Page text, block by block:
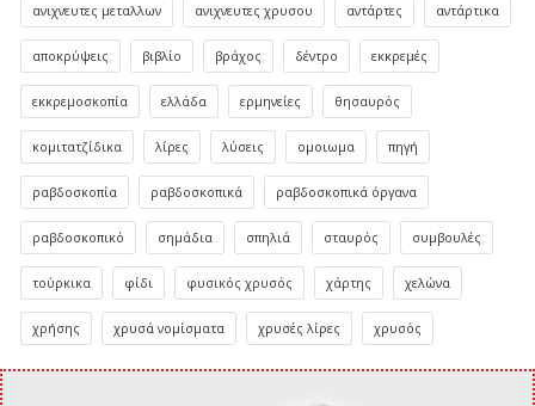
ανιχνευτες μεταλλων ανιχνευτες χρυσου αντάρτες αντάρτικα
αποκρύψεις βιβλίο βράχος δέντρο εκκρεμές
εκκρεμοσκοπία ελλάδα ερμηνείες θησαυρός
κομιτατζίδικα λίρες λύσεις ομοιωμα πηγή
ραβδοσκοπία ραβδοσκοπικά ραβδοσκοπικά όργανα
ραβδοσκοπικό σημάδια σπηλιά σταυρός συμβουλές
τούρκικα φίδι φυσικός χρυσός χάρτης χελώνα
χρήσης χρυσά νομίσματα χρυσές λίρες χρυσός